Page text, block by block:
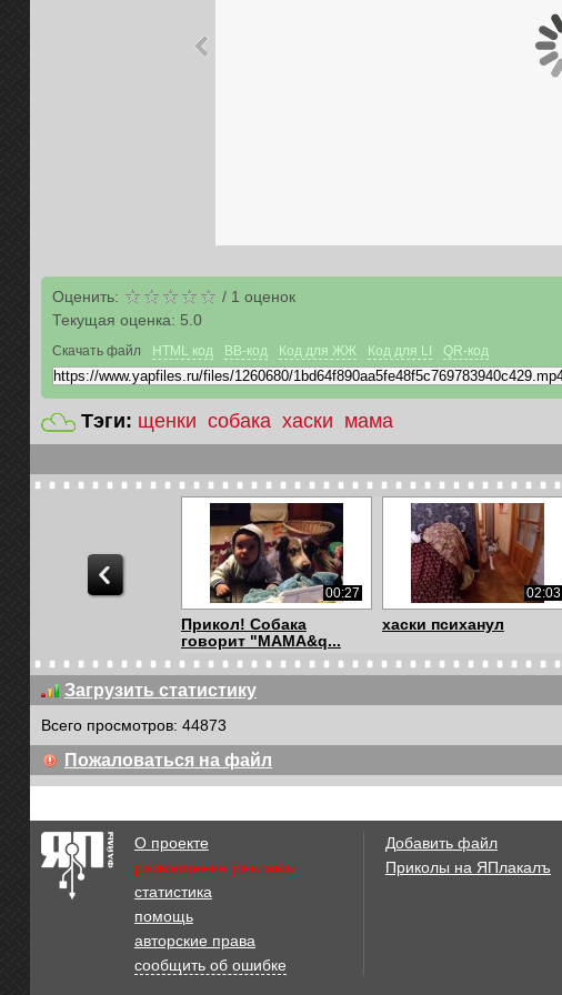
Оценить: / 1 оценок
Текущая оценка: 5.0
Скачать файл HTML код BB-код Код для ЖЖ Код для LI QR-код
Тэги: щенки собака хаски мама
00:27
Прикол! Собака
говорит "МАМА&q...
02:03
хаски психанул
00:14
Он очень сильно любит
00:27
Помски
спасение щенков,
застрявших под бет...
Загрузить статистику
Всего просмотров: 44873
Пожаловаться на файл
О проекте
размещение рекламы
статистика
помощь
авторские права
сообщить об ошибке
Добавить файл
Приколы на ЯПлакалъ